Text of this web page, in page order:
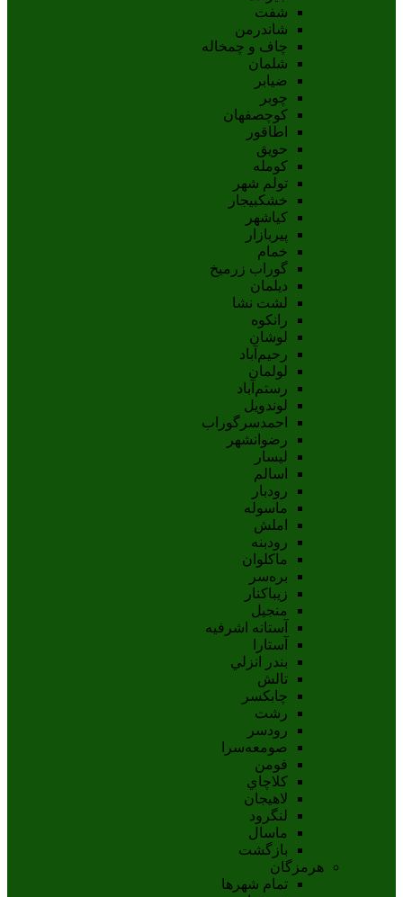
شفت
شاندرمن
چاف و چمخاله
شلمان
ضیابر
چوبر
کوچصفهان
اطاقور
حویق
کومله
تولم شهر
خشکبیجار
کیاشهر
پیربازار
خمام
گوراب زرمیخ
دیلمان
لشت نشا
رانکوه
لوشان
رحیم‌آباد
لولمان
رستم‌آباد
لوندویل
احمدسرگوراب
رضوانشهر
لیسار
اسالم
رودبار
ماسوله
املش
رودبنه
ماکلوان
بره‌سر
زیباکنار
منجیل
آستانه اشرفيه
آستارا
بندر انزلي
تالش
چابکسر
رشت
رودسر
صومعه‌سرا
فومن
کلاچاي
لاهيجان
لنگرود
ماسال
بازگشت
هرمزگان
تمام شهر‌ها